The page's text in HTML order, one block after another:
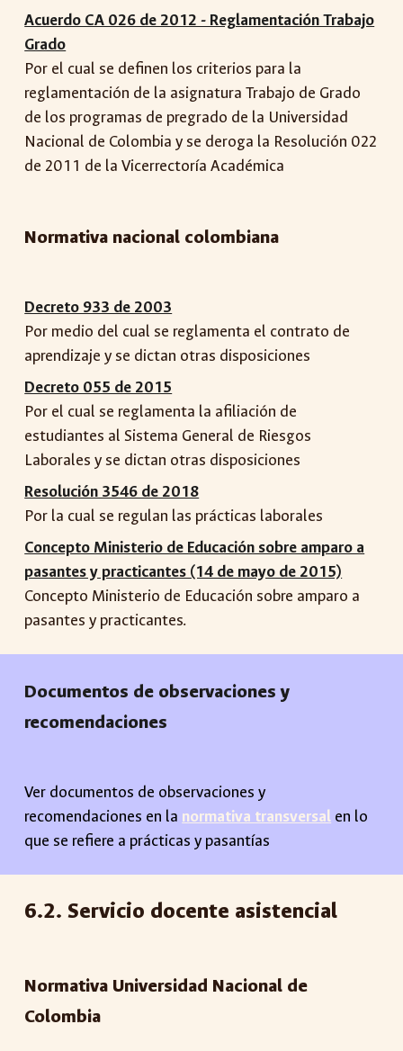
Acuerdo CA 026 de 2012 - Reglamentación Trabajo
Grado
Por el cual se definen los criterios para la
reglamentación de la asignatura Trabajo de Grado
de los programas de pregrado de la Universidad
Nacional de Colombia y se deroga la Resolución 022
de 2011 de la Vicerrectoría Académica
Normativa nacional colombiana
Decreto 933 de 2003
Por medio del cual se reglamenta el contrato de
aprendizaje y se dictan otras disposiciones
Decreto 055 de 2015
Por el cual se reglamenta la afiliación de
estudiantes al Sistema General de Riesgos
Laborales y se dictan otras disposiciones
Resolución 3546 de 2018
Por la cual se regulan las prácticas laborales
Concepto Ministerio de Educación sobre amparo a
pasantes y practicantes (14 de mayo de 2015)
Concepto Ministerio de Educación sobre amparo a
pasantes y practicantes.
Documentos de observaciones y
recomendaciones
Ver documentos de observaciones y
recomendaciones en la normativa transversal en lo
que se refiere a prácticas y pasantías
6.2.Servicio docente asistencial
Normativa Universidad Nacional de
Colombia